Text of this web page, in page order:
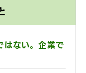
はない。企業で